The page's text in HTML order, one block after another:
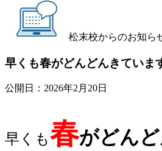
松末校からのお知ら
早くも春がどんどんきていま
公開日： 2026年2月20日
早くも春がどん